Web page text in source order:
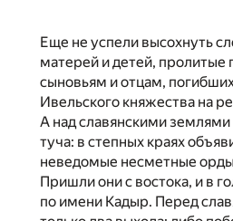
Еще не успели высохнуть
матерей и детей,
сыновьям и отцам,
Ивельского княжества на
А над славянскими землями
туча: в степных краях
неведомые несметные
Пришли они с востока, и в
по имени Кадыр. Перед